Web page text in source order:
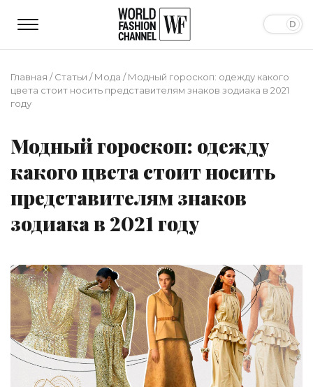
Главная /Статьи /Мода /Модный гороскоп: одежду какого
цвета стоит носить представителям знаков зодиака в 2021
году
Модный гороскоп: одежду
какого цвета стоит носить
представителям знаков
зодиака в 2021 году